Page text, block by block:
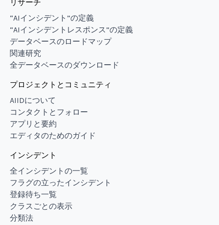
リサーチ
“AIインシデント”の定義
“AIインシデントレスポンス”の定義
データベースのロードマップ
関連研究
全データベースのダウンロード
プロジェクトとコミュニティ
AIIDについて
コンタクトとフォロー
アプリと要約
エディタのためのガイド
インシデント
全インシデントの一覧
フラグの立ったインシデント
登録待ち一覧
クラスごとの表示
分類法